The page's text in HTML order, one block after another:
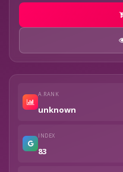
A.RANK
unknown
INDEX
83